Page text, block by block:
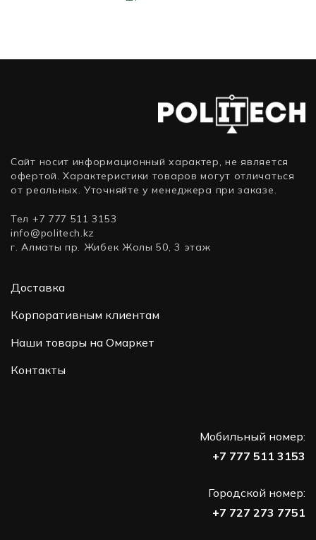
Сайт носит информационный характер, не является
офертой. Характеристики товаров могут отличаться
от реальных. Уточняйте у менеджера при заказе.
Тел +7 777 511 3153
info@politech.kz
г. Алматы пр. Жибек Жолы 50, 3 этаж
Доставка
Корпоративным клиентам
Наши товары на Омаркет
Контакты
Мобильный номер:
+7 777 511 3153
Городской номер:
+7 727 273 7751